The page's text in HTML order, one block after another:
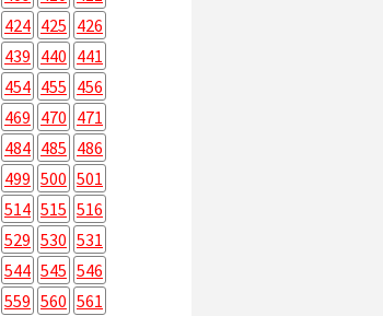
424 425 426
439 440 441
454 455 456
469 470 471
484 485 486
499 500 501
514 515 516
529 530 531
544 545 546
559 560 561